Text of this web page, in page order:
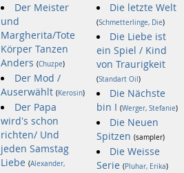
Der Meister
und
Margherita/Tote
Körper Tanzen
Anders (Chuzpe)
Der Mod /
Auserwählt (Kerosin)
Der Papa
wird's schon
richten/ Und
jeden Samstag
Liebe (Alexander,
Die letzte Welt
(Schmetterlinge, Die)
Die Liebe ist
ein Spiel / Kind
von Traurigkeit
(Standart Oil)
Die Nächste
bin I (Werger, Stefanie)
Die Neuen
Spitzen (sampler)
Die Weisse
Serie (Pluhar, Erika)